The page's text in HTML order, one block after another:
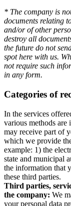
* The company is
documents relating
and/or of other
destroy all
the future do not
spot here with us.
not require such
in any form.
Categories of
In the services
various methods
may receive part of
which we provide
example: 1) the
state and municipal
the information that
these third parties.
Third parties,
the company: We
your personal data